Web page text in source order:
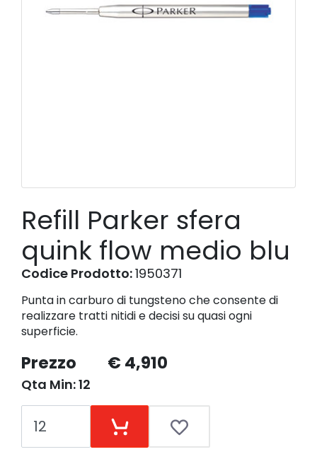
Refill Parker sfera
quink flow medio blu
Codice Prodotto:1950371
Punta in carburo di tungsteno che consente di
realizzare tratti nitidi e decisi su quasi ogni
superficie.
Prezzo € 4,910
Qta Min: 12